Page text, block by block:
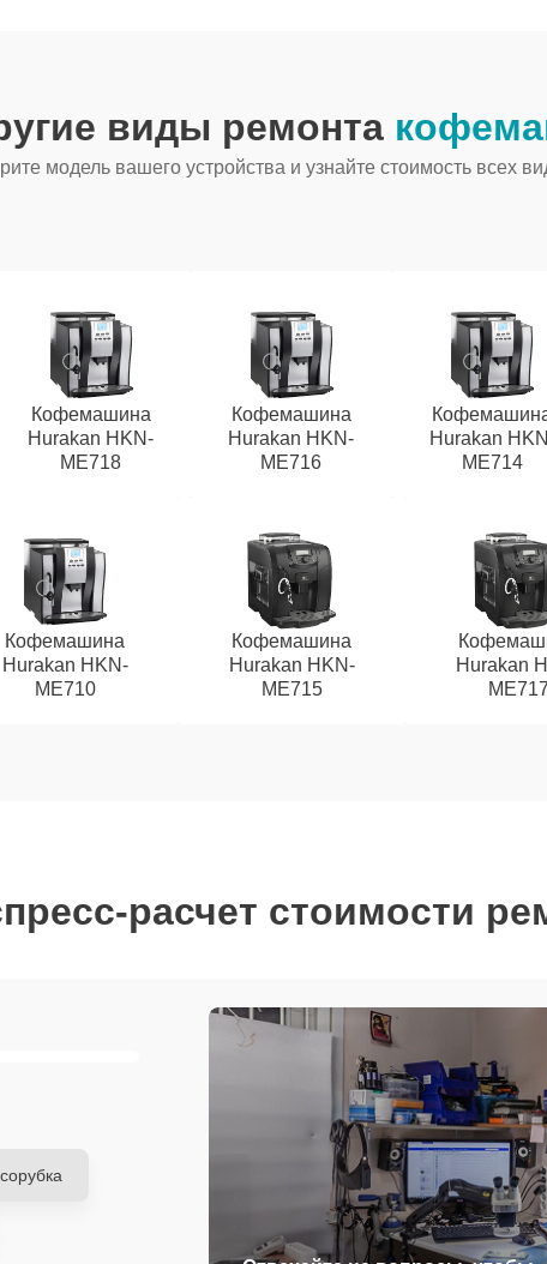
виды ремонта
модель вашего устройства и узнайте стоимость всех
Кофемашина
Hurakan HKN-
ME718
Кофемашина
Hurakan HKN-
ME716
Hurakan
ME714
Кофемашина
Hurakan HKN-
ME710
Кофемашина
Hurakan HKN-
ME715
Hurakan
ME717
расчет стоимости